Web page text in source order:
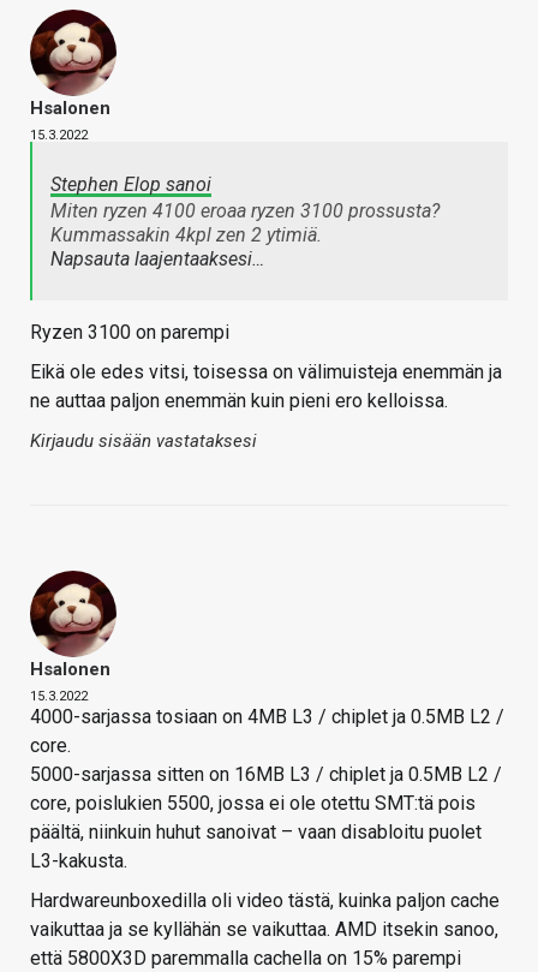
Hsalonen
15.3.2022
Stephen Elop sanoi
Miten ryzen 4100 eroaa ryzen 3100 prossusta?
Kummassakin 4kpl zen 2 ytimiä.
Napsauta laajentaaksesi…
Ryzen 3100 on parempi
Eikä ole edes vitsi, toisessa on välimuisteja enemmän ja
ne auttaa paljon enemmän kuin pieni ero kelloissa.
Kirjaudu sisään vastataksesi
Hsalonen
15.3.2022
4000-sarjassa tosiaan on 4MB L3 / chiplet ja 0.5MB L2 /
core.
5000-sarjassa sitten on 16MB L3 / chiplet ja 0.5MB L2 /
core, poislukien 5500, jossa ei ole otettu SMT:tä pois
päältä, niinkuin huhut sanoivat – vaan disabloitu puolet
L3-kakusta.
Hardwareunboxedilla oli video tästä, kuinka paljon cache
vaikuttaa ja se kyllähän se vaikuttaa. AMD itsekin sanoo,
että 5800X3D paremmalla cachella on 15% parempi